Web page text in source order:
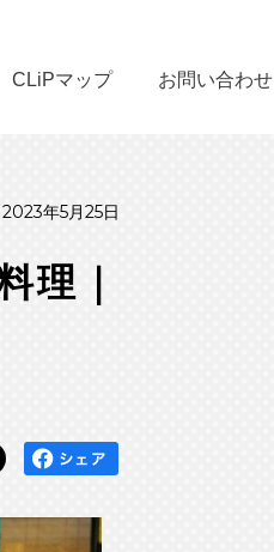
CLiPマップ お問い合わせ
2023年5月25日
理｜